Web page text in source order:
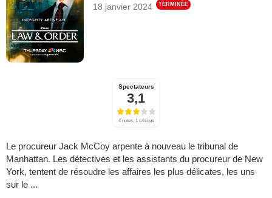
18 janvier 2024
TERMINÉE
Spectateurs
3,1
4 notes, 1 critique
Le procureur Jack McCoy arpente à nouveau le tribunal de
Manhattan. Les détectives et les assistants du procureur de New
York, tentent de résoudre les affaires les plus délicates, les uns
sur le ...